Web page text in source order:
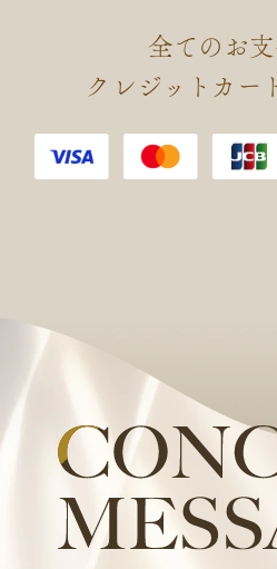
法人 日本口
会 認定 口腔
全てのお
クレジットカー